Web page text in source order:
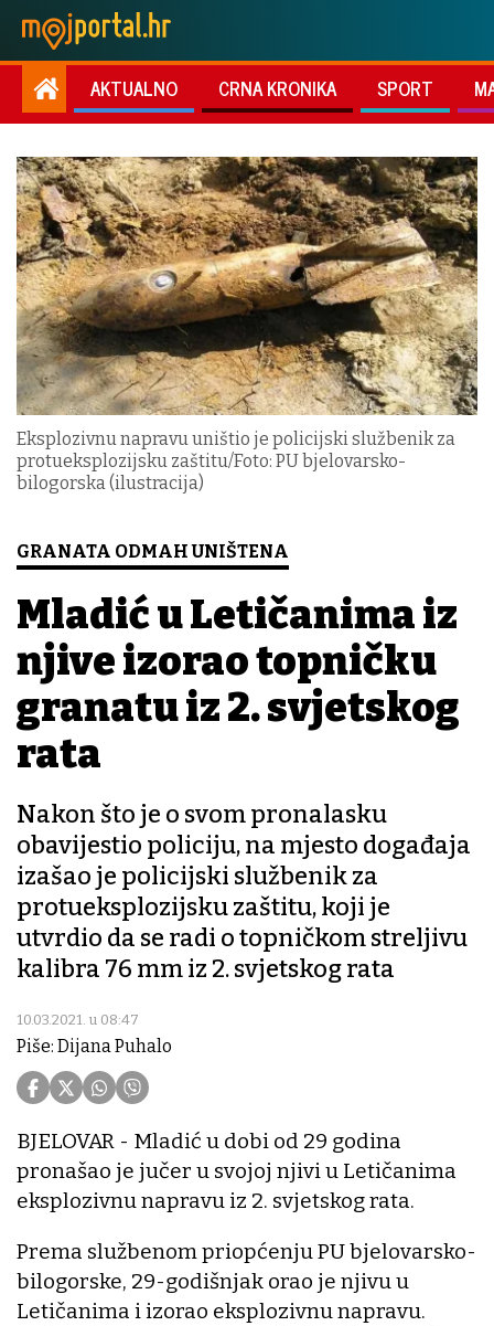
AKTUALNO CRNA KRONIKA SPORT
Eksplozivnu napravu uništio je policijski službenik za
protueksplozijsku zaštitu/Foto: PU bjelovarsko-
bilogorska (ilustracija)
GRANATA ODMAH UNIŠTENA
Mladić u Letičanima iz
njive izorao topničku
granatu iz 2. svjetskog
rata
Nakon što je o svom pronalasku
obavijestio policiju, na mjesto događaja
izašao je policijski službenik za
protueksplozijsku zaštitu, koji je
utvrdio da se radi o topničkom streljivu
kalibra 76 mm iz 2. svjetskog rata
10.03.2021. u 08:47
Piše: Dijana Puhalo
BJELOVAR - Mladić u dobi od 29 godina
pronašao je jučer u svojoj njivi u Letičanima
eksplozivnu napravu iz 2. svjetskog rata.
Prema službenom priopćenju PU bjelovarsko-
bilogorske, 29-godišnjak orao je njivu u
Letičanima i izorao eksplozivnu napravu.